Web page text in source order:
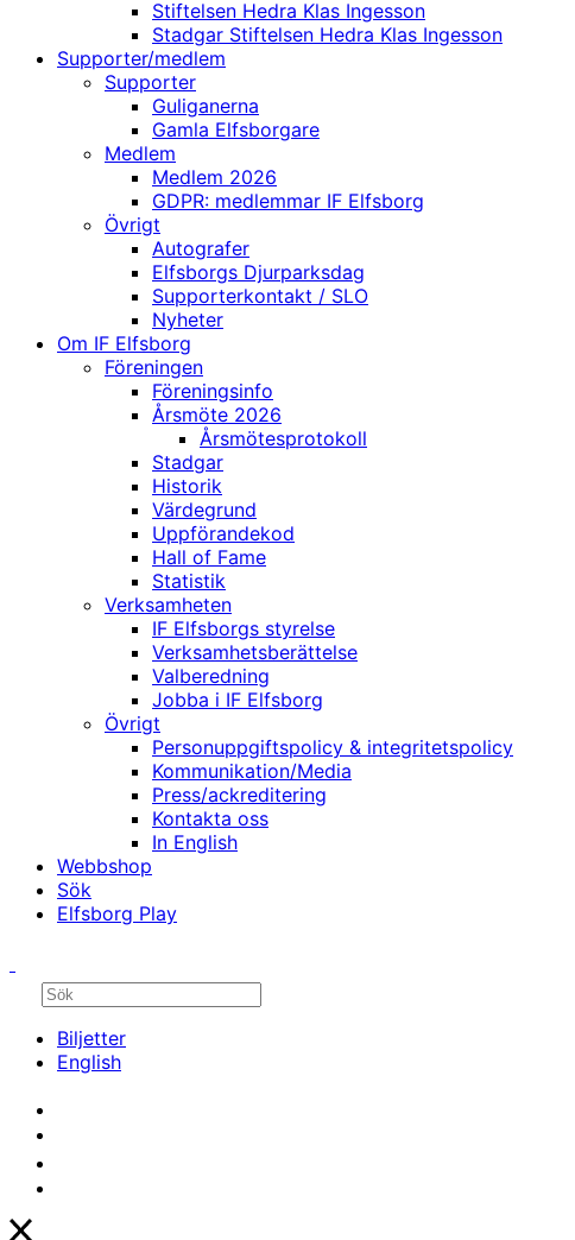
Stiftelsen Hedra Klas Ingesson
Stadgar Stiftelsen Hedra Klas Ingesson
Supporter/medlem
Supporter
Guliganerna
Gamla Elfsborgare
Medlem
Medlem 2026
GDPR: medlemmar IF Elfsborg
Övrigt
Autografer
Elfsborgs Djurparksdag
Supporterkontakt / SLO
Nyheter
Om IF Elfsborg
Föreningen
Föreningsinfo
Årsmöte 2026
Årsmötesprotokoll
Stadgar
Historik
Värdegrund
Uppförandekod
Hall of Fame
Statistik
Verksamheten
IF Elfsborgs styrelse
Verksamhetsberättelse
Valberedning
Jobba i IF Elfsborg
Övrigt
Personuppgiftspolicy & integritetspolicy
Kommunikation/Media
Press/ackreditering
Kontakta oss
In English
Webbshop
Sök
Elfsborg Play
Biljetter
English